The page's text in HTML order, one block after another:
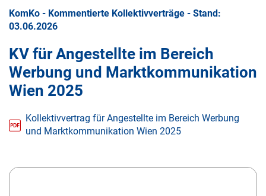
KomKo - Kommentierte Kollektivverträge - Stand:
03.06.2026
KV für Angestellte im Bereich
Werbung und Marktkommunikation
Wien 2025
Kollektivvertrag für Angestellte im Bereich Werbung
und Marktkommunikation Wien 2025